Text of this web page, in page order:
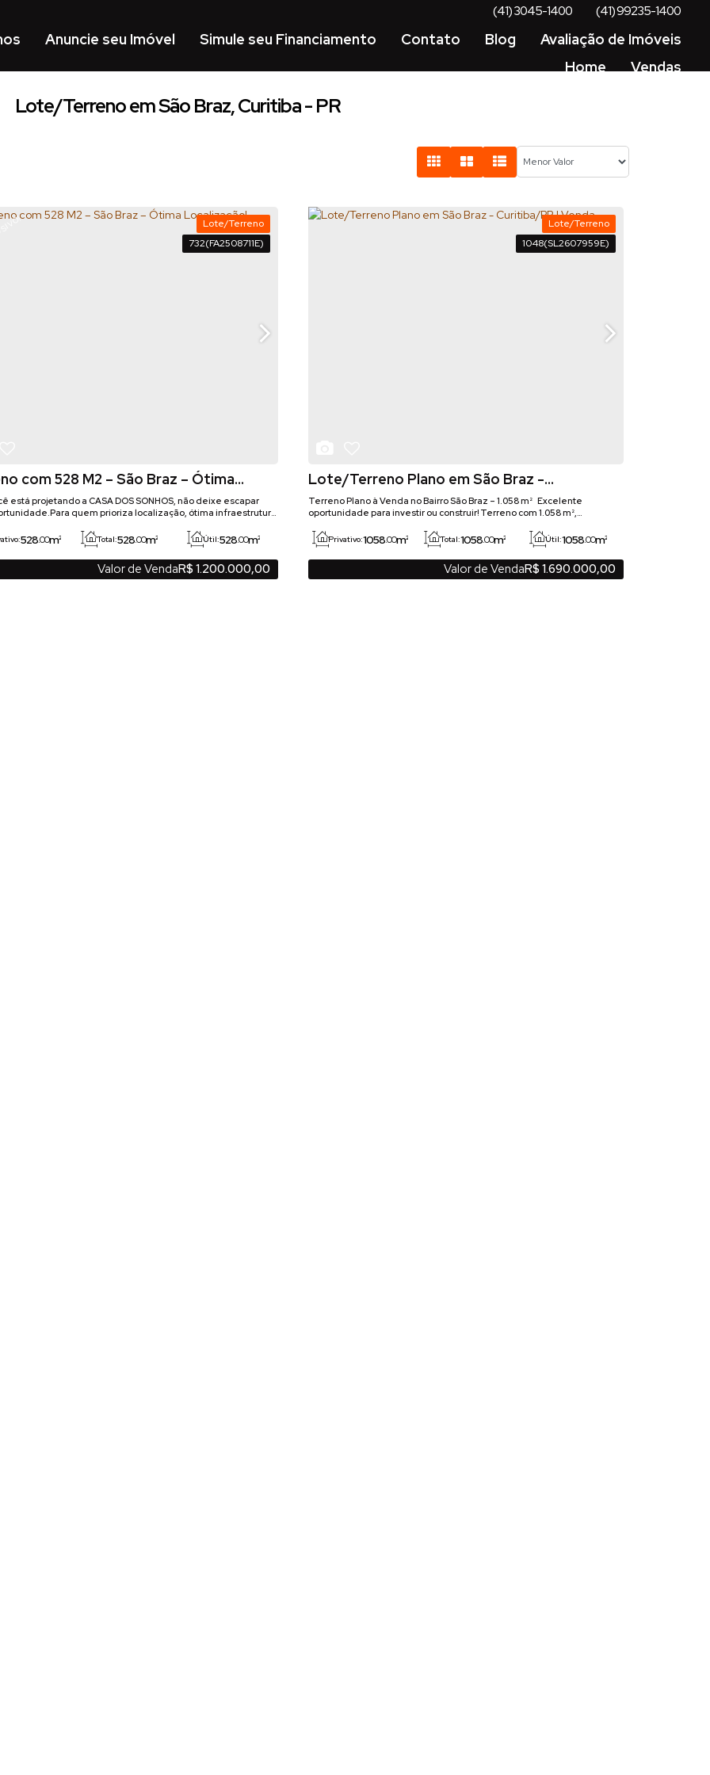
(41) 3045-1400 (41) 99235-1400
Avaliação de Imóveis
Blog
Contato
Simule seu Financiamento
Anuncie seu Imóvel
Vendas
Home
Lote/Terreno em São Braz, Curitiba - PR
732(FA2508711E)
Lote/Terreno
com 528 M2 – São Braz – Ótima
R$ 1.200.000,00
Valor de Venda
528.00m² Total:528.00m² Útil:528.00m²
está projetando a CASA DOS SONHOS, não deixe escapar
quem prioriza localização, ótima infraestrutura
esquerdo: 44 m 🧾 Indicação
6 Super bem localizado, próximo ao comércio
1048(SL2607959E)
Lote/Terreno
Lote/Terreno Plano em São Braz -
Curitiba/PR | Venda
R$ 1.690.000,00
Valor de Venda
Privativo:1058.00m² Total:1058.00m² Útil:1058.00m²
Terreno Plano à Venda no Bairro São Braz – 1.058 m² Excelente
oportunidade para investir ou construir! Terreno com 1.058 m²,
regiões mais valorizadas do bairro São Braz. Destaques do imóvel:
Área total de 1.058 m²; Terreno plano; Pronto para construir; Excelente
localização; Próximo à Avenida Toaldo Túlio;...